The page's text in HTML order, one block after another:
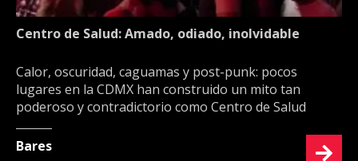
Centro de Salud: Amado, odiado, inolvidable
Calor, oscuridad, caguamas y post-punk: pocos
lugares en la CDMX han construido un mito tan
poderoso y contradictorio como Centro de Salud
Bares